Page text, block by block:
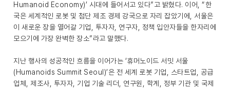
Humanoid Economy)’ 시대에 들어서고 있다”고 밝혔다. 이어, “한
국은 세계적인 로봇 및 첨단 제조 경제 강국으로 자리 잡았기에, 서울은
이 새로운 장을 열어갈 기업, 투자자, 연구자, 정책 입안자들을 한자리에
모으기에 가장 완벽한 장소”라고 말했다.
지난 행사의 성공적인 흐름을 이어가는 ‘휴머노이드 서밋 서울
(Humanoids Summit Seoul)’은 전 세계 로봇 기업, 스타트업, 공급
업체, 제조사, 투자자, 기업 기술 리더, 연구원, 학계, 정부 기관 및 국제